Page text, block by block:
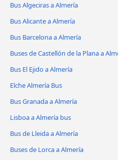
Bus Algeciras a Almería
Bus Alicante a Almería
Bus Barcelona a Almería
Buses de Castellón de la Plana a
Bus El Ejido a Almería
Elche Almería Bus
Bus Granada a Almería
Lisboa a Almería bus
Bus de Lleida a Almería
Buses de Lorca a Almería